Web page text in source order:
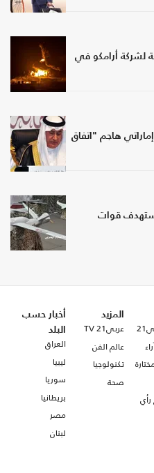
لشركة أرامكو في
هاجم "اتفاق
قوات
المزيد
عربي21 TV
عالم الفن
تكنولوجيا
صحة
أخبار حسب
البلد
العراق
ليبيا
سوريا
بريطانيا
مصر
لبنان